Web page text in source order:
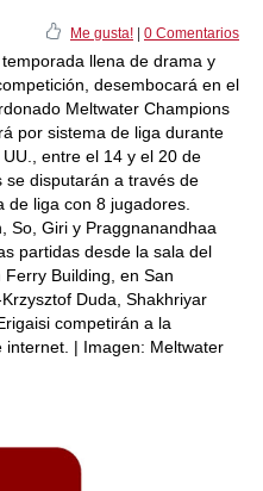
Me gusta! 0 Comentarios
llena de drama y
desembocará en el
Meltwater Champions
por sistema de liga durante
entre el 14 y el 20 de
se disputarán a través de
liga con 8 jugadores.
So, Giri y Praggnanandhaa
partidas desde la sala del
Building, en San
Duda, Shakhriyar
competirán a la
| Imagen: Meltwater